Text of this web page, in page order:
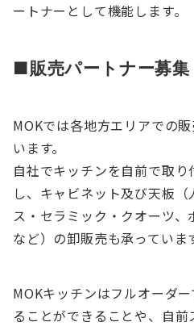
ートナーとして機能します。
​■販売パートナー募集
MOKでは各地方エリアでの
います。
自社でキッチンを自前で取
し、キャビネット及び天板
ス・セラミック・クオーツ
など）の卸販売も承っていま
MOKキッチンはフルオーダ
ることができることや、自